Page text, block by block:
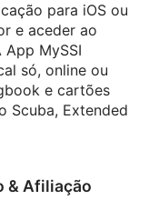
para iOS ou
e aceder ao
MySSI
só, online ou
e cartões
Scuba, Extended
& Afiliação